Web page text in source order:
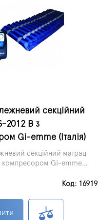
секційний
2012 B з
Gi-emme (Італія)
секційний матрац
компресором Gi-emme
рух крові в тілі
матеріалів, що не
та зручних у
Код: 16919